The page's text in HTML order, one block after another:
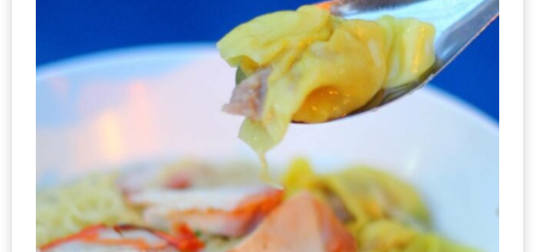
บ้านนา
จาก
ANNA
FARM